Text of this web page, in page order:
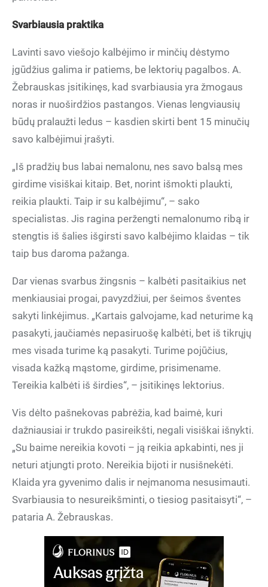
Svarbiausia praktika
Lavinti savo viešojo kalbėjimo ir minčių dėstymo
įgūdžius galima ir patiems, be lektorių pagalbos. A.
Žebrauskas įsitikinęs, kad svarbiausia yra žmogaus
noras ir nuoširdžios pastangos. Vienas lengviausių
būdų pralaužti ledus – kasdien skirti bent 15 minučių
savo kalbėjimui įrašyti.
„Iš pradžių bus labai nemalonu, nes savo balsą mes
girdime visiškai kitaip. Bet, norint išmokti plaukti,
reikia plaukti. Taip ir su kalbėjimu“, – sako
specialistas. Jis ragina peržengti nemalonumo ribą ir
stengtis iš šalies išgirsti savo kalbėjimo klaidas – tik
taip bus daroma pažanga.
Dar vienas svarbus žingsnis – kalbėti pasitaikius net
menkiausiai progai, pavyzdžiui, per šeimos šventes
sakyti linkėjimus. „Kartais galvojame, kad neturime ką
pasakyti, jaučiamės nepasiruošę kalbėti, bet iš tikrųjų
mes visada turime ką pasakyti. Turime pojūčius,
visada kažką mąstome, girdime, prisimename.
Tereikia kalbėti iš širdies“, – įsitikinęs lektorius.
Vis dėlto pašnekovas pabrėžia, kad baimė, kuri
dažniausiai ir trukdo pasireikšti, negali visiškai išnykti.
„Su baime nereikia kovoti – ją reikia apkabinti, nes ji
neturi atjungti proto. Nereikia bijoti ir nusišnekėti.
Klaida yra gyvenimo dalis ir neįmanoma nesusimauti.
Svarbiausia to nesureikšminti, o tiesiog pasitaisyti“, –
pataria A. Žebrauskas.